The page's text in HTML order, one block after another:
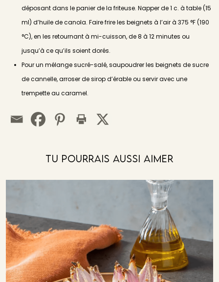
déposant dans le panier de la friteuse. Napper de 1 c. à table (15
ml) d’huile de canola. Faire frire les beignets à l’air à 375 °F (190
°C), en les retournant à mi-cuisson, de 8 à 12 minutes ou
jusqu’à ce qu’ils soient dorés.
Pour un mélange sucré-salé, saupoudrer les beignets de sucre
de cannelle, arroser de sirop d’érable ou servir avec une
trempette au caramel.
Tu Pourrais Aussi Aimer